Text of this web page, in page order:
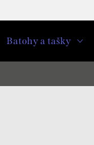
Batohy a tašky